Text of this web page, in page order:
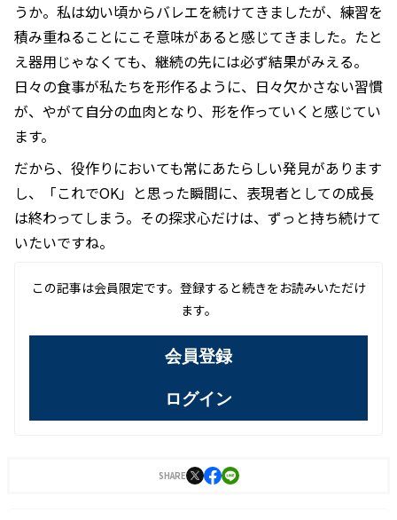
うか。私は幼い頃からバレエを続けてきましたが、練習を
積み重ねることにこそ意味があると感じてきました。たと
え器用じゃなくても、継続の先には必ず結果がみえる。
日々の食事が私たちを形作るように、日々欠かさない習慣
が、やがて自分の血肉となり、形を作っていくと感じてい
ます。
だから、役作りにおいても常にあたらしい発見があります
し、「これでOK」と思った瞬間に、表現者としての成長
は終わってしまう。その探求心だけは、ずっと持ち続けて
いたいですね。
この記事は会員限定です。登録すると続きをお読みいただけ
ます。
会員登録
ログイン
SHARE